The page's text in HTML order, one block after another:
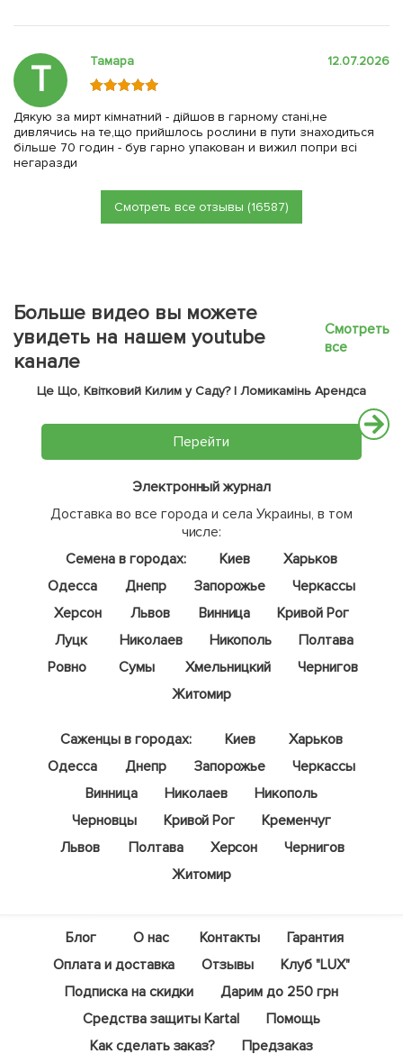
Т Тамара 12.07.2026
Дякую за мирт кімнатний - дійшов в гарному стані,не
дивлячись на те,що прийшлось рослини в пути знаходиться
більше 70 годин - був гарно упакован и вижил попри всі
негаразди
Смотреть все отзывы (16587)
Больше видео вы можете
увидеть на нашем youtube
канале
Смотреть
все
Це Що, Квітковий Килим у Саду? | Ломикамінь Арендса
Перейти
Электронный журнал
Доставка во все города и села Украины, в том
числе:
Семена в городах:
Киев
Харьков
Одесса
Днепр Запорожье
Черкассы
Херсон
Львов Винница
Кривой Рог
Луцк
Николаев Никополь
Полтава
Ровно
Сумы Хмельницкий
Чернигов
Житомир
Саженцы в городах: Киев
Харьков
Одесса
Днепр Запорожье
Черкассы
Винница
Николаев
Никополь
Черновцы
Кривой Рог
Кременчуг
Львов
Полтава Херсон
Чернигов
Житомир
Блог О нас Контакты
Гарантия
Оплата и доставка
Отзывы
Клуб "LUX"
Подписка на скидки
Дарим до 250 грн
Средства защиты Kartal
Помощь
Как сделать заказ?
Предзаказ